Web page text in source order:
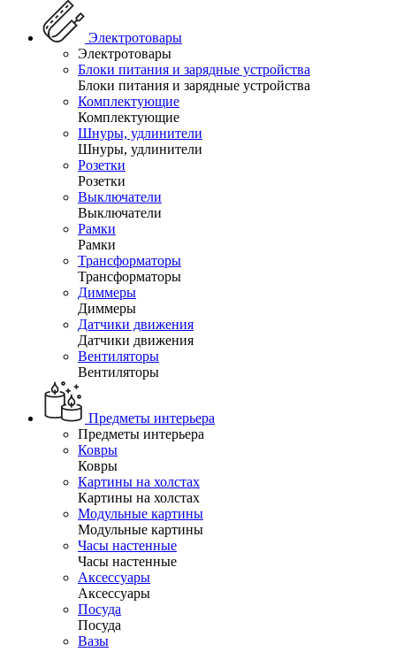
Электротовары
Электротовары
Блоки питания и зарядные устройства
Блоки питания и зарядные устройства
Комплектующие
Комплектующие
Шнуры, удлинители
Шнуры, удлинители
Розетки
Розетки
Выключатели
Выключатели
Рамки
Рамки
Трансформаторы
Трансформаторы
Диммеры
Диммеры
Датчики движения
Датчики движения
Вентиляторы
Вентиляторы
Предметы интерьера
Предметы интерьера
Ковры
Ковры
Картины на холстах
Картины на холстах
Модульные картины
Модульные картины
Часы настенные
Часы настенные
Аксессуары
Аксессуары
Посуда
Посуда
Вазы